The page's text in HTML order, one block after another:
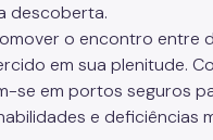
descoberta.
o encontro entre
em sua plenitude.
se em portos seguros
e deficiências